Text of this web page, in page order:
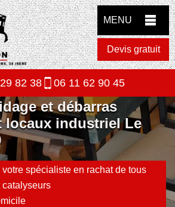
MENU
Devis gratuit
82 38 06 11 62 90 45
et débarras
locaux industriel Le
spécialiste en rachat de tous
catalyseurs